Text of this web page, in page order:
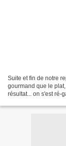
Suite et fin de notre
gourmand que le
résultat... on s'est ré-